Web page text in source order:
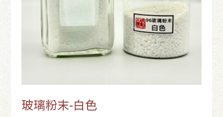
玻璃粉末-白色